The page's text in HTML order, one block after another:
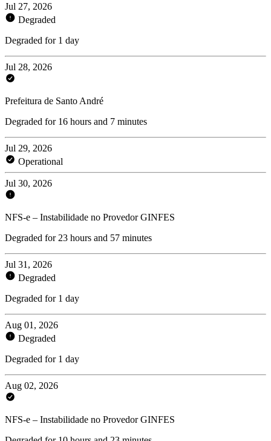
Jul 27, 2026
Degraded
Degraded for 1 day
Jul 28, 2026
Prefeitura de Santo André
Degraded for 16 hours and 7 minutes
Jul 29, 2026
Operational
Jul 30, 2026
NFS-e – Instabilidade no Provedor GINFES
Degraded for 23 hours and 57 minutes
Jul 31, 2026
Degraded
Degraded for 1 day
Aug 01, 2026
Degraded
Degraded for 1 day
Aug 02, 2026
NFS-e – Instabilidade no Provedor GINFES